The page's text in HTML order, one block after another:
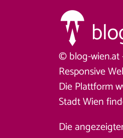
© blog-wien.at
Responsive
Die Plattform
Stadt Wien
Die